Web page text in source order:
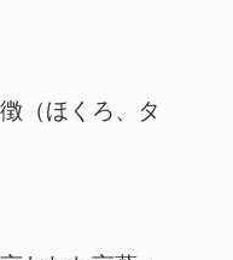
（ほくろ、タ